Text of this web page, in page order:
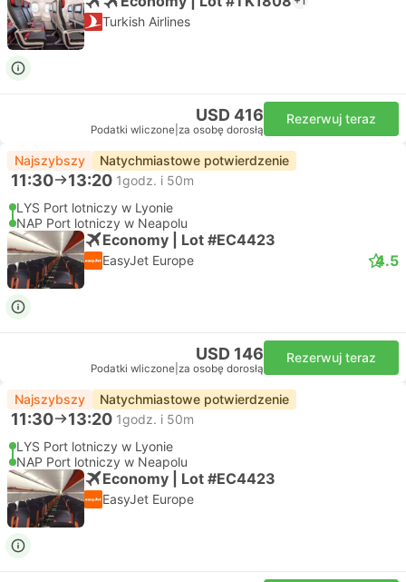
Turkish Airlines
USD 416
Podatki wliczone za osobę dorosłą
Rezerwuj teraz
Najszybszy Natychmiastowe potwierdzenie
11:30 13:20 1godz. i 50m
LYS Port lotniczy w Lyonie
NAP Port lotniczy w Neapolu
Economy | Lot #EC4423
EasyJet Europe 4.5
USD 146
Podatki wliczone za osobę dorosłą
Rezerwuj teraz
Najszybszy Natychmiastowe potwierdzenie
11:30 13:20 1godz. i 50m
LYS Port lotniczy w Lyonie
NAP Port lotniczy w Neapolu
Economy | Lot #EC4423
EasyJet Europe